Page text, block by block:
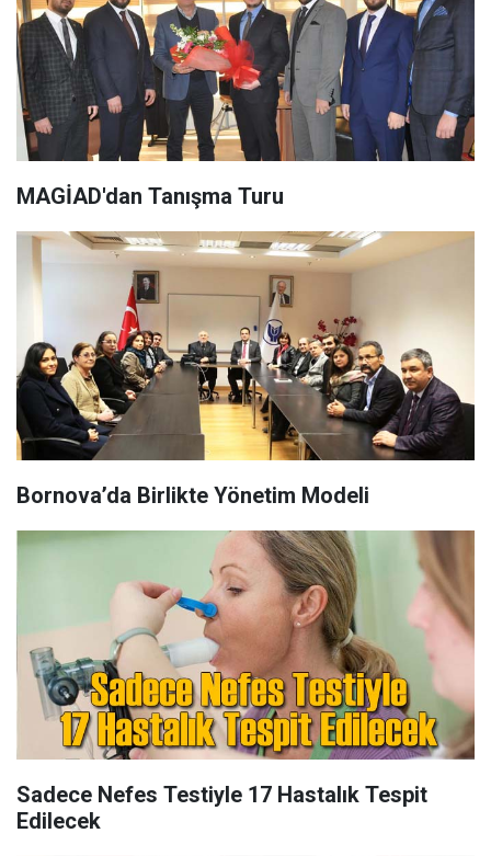
MAGİAD'dan Tanışma Turu
Bornova’da Birlikte Yönetim Modeli
Sadece Nefes Testiyle 17 Hastalık Tespit
Edilecek